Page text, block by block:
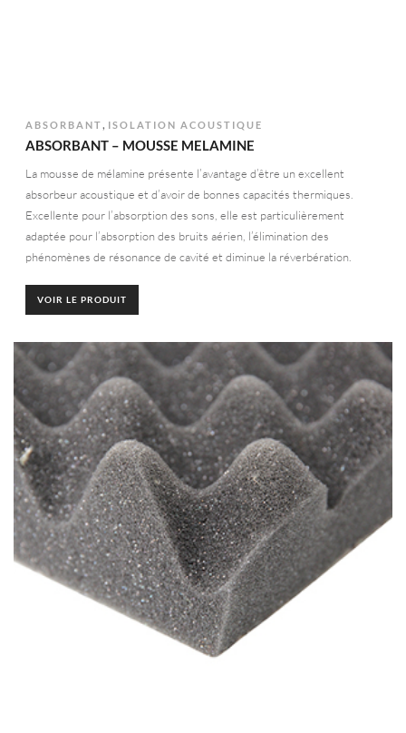
ABSORBANT, ISOLATION ACOUSTIQUE
ABSORBANT – MOUSSE MELAMINE
La mousse de mélamine présente l’avantage d’être un excellent
absorbeur acoustique et d’avoir de bonnes capacités thermiques.
Excellente pour l’absorption des sons, elle est particulièrement
adaptée pour l’absorption des bruits aérien, l’élimination des
phénomènes de résonance de cavité et diminue la réverbération.
VOIR LE PRODUIT